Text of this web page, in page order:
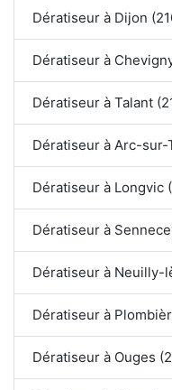
Dératiseur à Dijon
Dératiseur à
Dératiseur à Talant
Dératiseur à Arc-sur-
Dératiseur à Longvic
Dératiseur à
Dératiseur à Neuilly-
Dératiseur à
Dératiseur à Ouges